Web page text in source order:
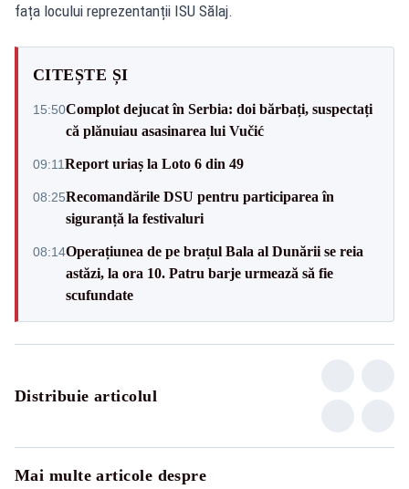
fața locului reprezentanții ISU Sălaj.
CITEȘTE ȘI
15:50Complot dejucat în Serbia: doi bărbați, suspectați
că plănuiau asasinarea lui Vučić
09:11Report uriaș la Loto 6 din 49
08:25Recomandările DSU pentru participarea în
siguranță la festivaluri
08:14Operațiunea de pe brațul Bala al Dunării se reia
astăzi, la ora 10. Patru barje urmează să fie
scufundate
Distribuie articolul
Mai multe articole despre